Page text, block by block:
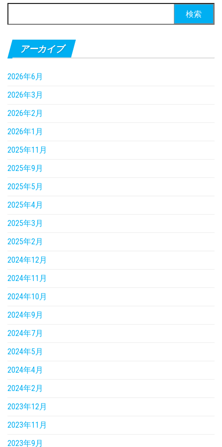
索:
アーカイブ
2026年6月
2026年3月
2026年2月
2026年1月
2025年11月
2025年9月
2025年5月
2025年4月
2025年3月
2025年2月
2024年12月
2024年11月
2024年10月
2024年9月
2024年7月
2024年5月
2024年4月
2024年2月
2023年12月
2023年11月
2023年9月